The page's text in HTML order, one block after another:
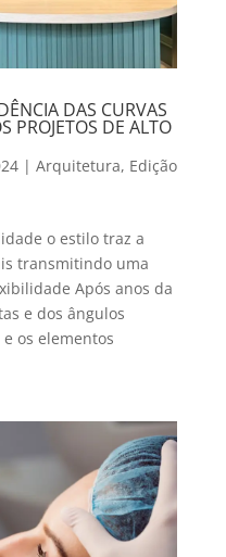
DAS CURVAS
PROJETOS DE ALTO
| Arquitetura, Edição
o estilo traz a
transmitindo uma
Após anos da
e dos ângulos
os elementos